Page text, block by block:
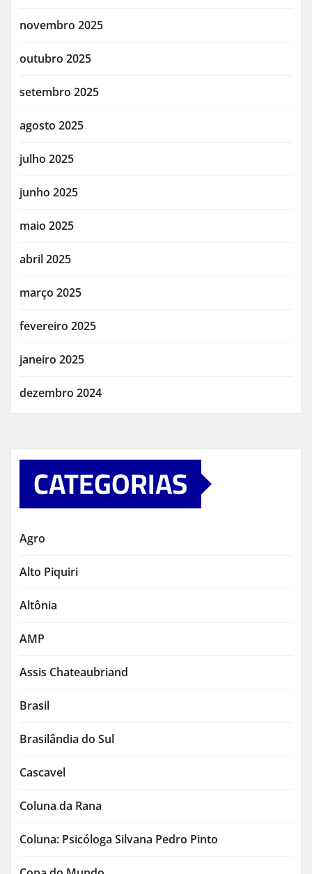
novembro 2025
outubro 2025
setembro 2025
agosto 2025
julho 2025
junho 2025
maio 2025
abril 2025
março 2025
fevereiro 2025
janeiro 2025
dezembro 2024
CATEGORIAS
Agro
Alto Piquiri
Altônia
AMP
Assis Chateaubriand
Brasil
Brasilândia do Sul
Cascavel
Coluna da Rana
Coluna: Psicóloga Silvana Pedro Pinto